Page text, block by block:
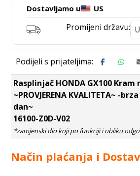
Dostavljamo u US
Promijeni državu:
Rasplinjač HONDA GX100 Kram
~PROVJERENA KVALITETA~ -
dan~
16100-Z0D-V02
Način plaćanja i